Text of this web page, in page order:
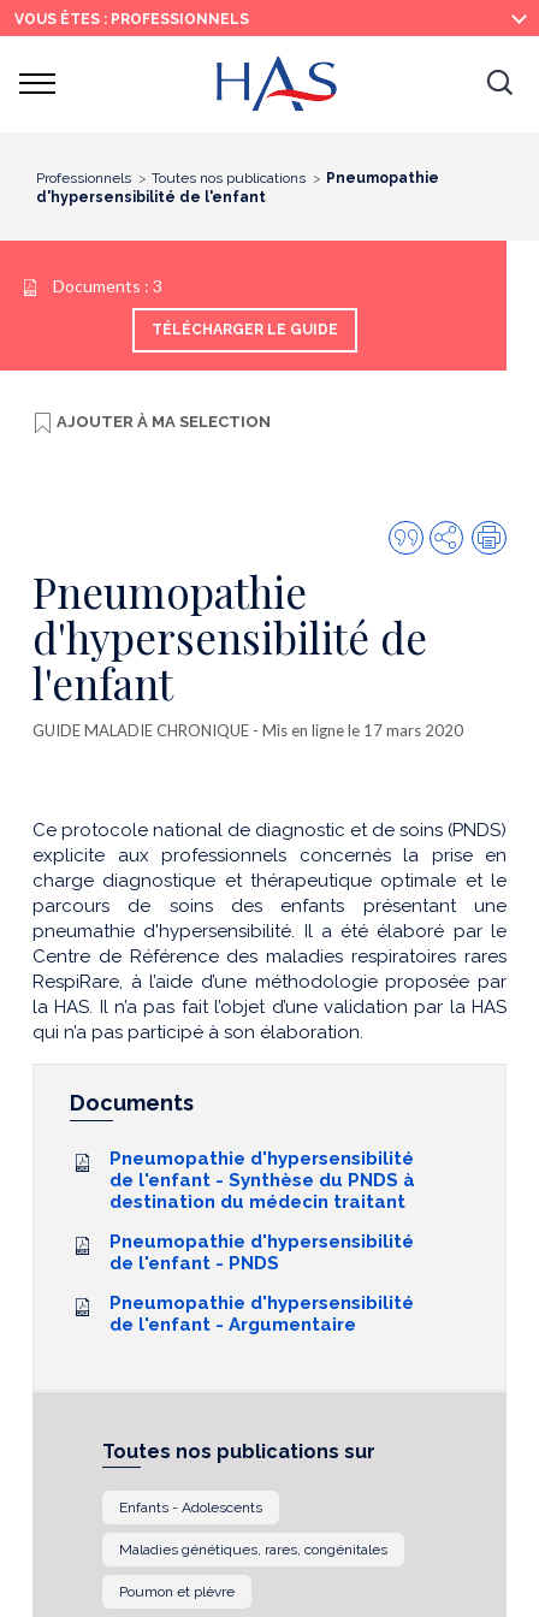
Recherche
Menu
principal
Contenu
principal
VOUS ÊTES : PROFESSIONNELS
Ouvrir
Professionnels Toutes nos publications
Pneumopathie
d'hypersensibilité de l'enfant
Documents : 3
TÉLÉCHARGER LE GUIDE
AJOUTER À MA SELECTION
Citer
cette
Partager
Pneumopathie
d'hypersensibilité de
l'enfant
GUIDE MALADIE CHRONIQUE - Mis en ligne le 17 mars 2020
Ce protocole national de diagnostic et de soins (PNDS)
explicite aux professionnels concernés la prise en
charge diagnostique et thérapeutique optimale et le
parcours de soins des enfants présentant une
pneumathie d'hypersensibilité. Il a été élaboré par le
Centre de Référence des maladies respiratoires rares
RespiRare, à l’aide d’une méthodologie proposée par
la HAS. Il n’a pas fait l’objet d’une validation par la HAS
qui n’a pas participé à son élaboration.
Documents
Pneumopathie d'hypersensibilité
de l'enfant - Synthèse du PNDS à
destination du médecin traitant
Pneumopathie d'hypersensibilité
de l'enfant - PNDS
Pneumopathie d'hypersensibilité
de l'enfant - Argumentaire
Toutes nos publications sur
Enfants - Adolescents
Maladies génétiques, rares, congénitales
Poumon et plèvre